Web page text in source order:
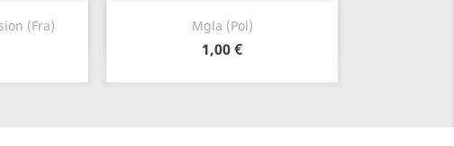
(Fra) Mgla (Pol)
1,00 €
Anteprima